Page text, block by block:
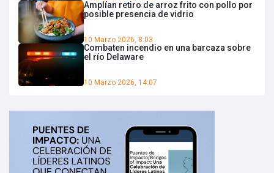
Amplían retiro de arroz frito con pollo por
posible presencia de vidrio
10 Marzo 2026, 8:03
Combaten incendio en una barcaza sobre
el río Delaware
10 Marzo 2026, 14:07